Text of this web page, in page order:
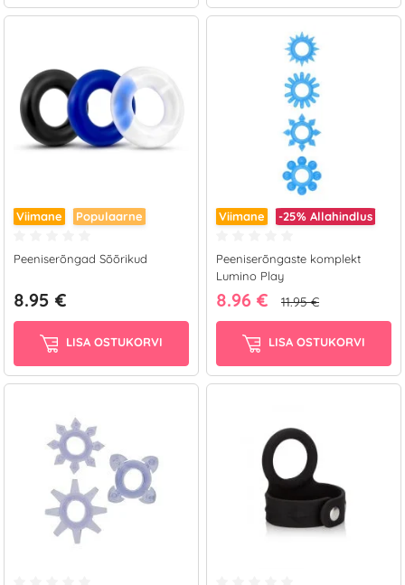
Viimane Populaarne
Peeniserõngad Sõõrikud
8.95 €
LISA OSTUKORVI
Viimane -25% Allahindlus
Peeniserõngaste komplekt
Lumino Play
8.96 € 11.95 €
LISA OSTUKORVI